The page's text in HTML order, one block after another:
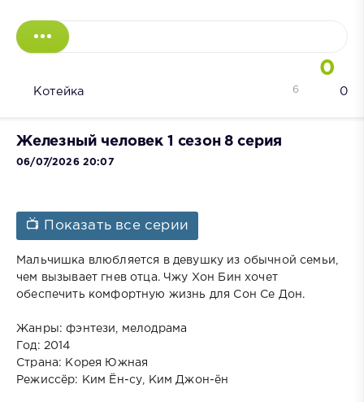
0
Котейка 0
6
Железный человек 1 сезон 8 серия
06/07/2026 20:07
📺 Показать все серии
Мальчишка влюбляется в девушку из обычной семьи,
чем вызывает гнев отца. Чжу Хон Бин хочет
обеспечить комфортную жизнь для Сон Се Дон.
Жанры: фэнтези, мелодрама
Год: 2014
Страна: Корея Южная
Режиссёр: Ким Ён-су, Ким Джон-ён